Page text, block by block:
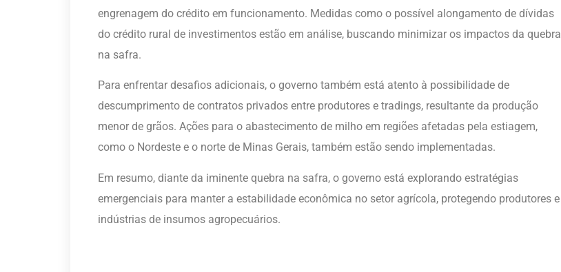
engrenagem do crédito em funcionamento. Medidas como o possível alongamento de dívidas
do crédito rural de investimentos estão em análise, buscando minimizar os impactos da quebra
na safra.
Para enfrentar desafios adicionais, o governo também está atento à possibilidade de
descumprimento de contratos privados entre produtores e tradings, resultante da produção
menor de grãos. Ações para o abastecimento de milho em regiões afetadas pela estiagem,
como o Nordeste e o norte de Minas Gerais, também estão sendo implementadas.
Em resumo, diante da iminente quebra na safra, o governo está explorando estratégias
emergenciais para manter a estabilidade econômica no setor agrícola, protegendo produtores e
indústrias de insumos agropecuários.